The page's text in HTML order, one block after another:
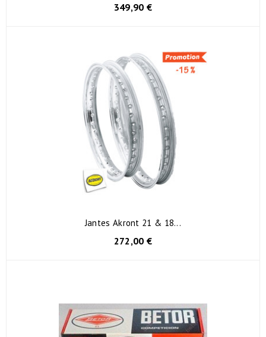
349,90 €
Jantes Akront 21 & 18...
272,00 €